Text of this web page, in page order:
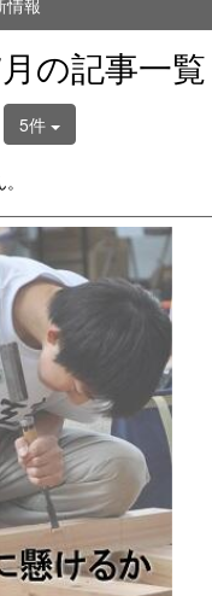
報
の記事一覧
5件